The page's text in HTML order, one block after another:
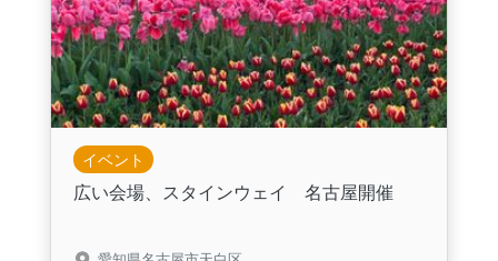
イベント
広い会場、スタインウェイ 名古屋開催